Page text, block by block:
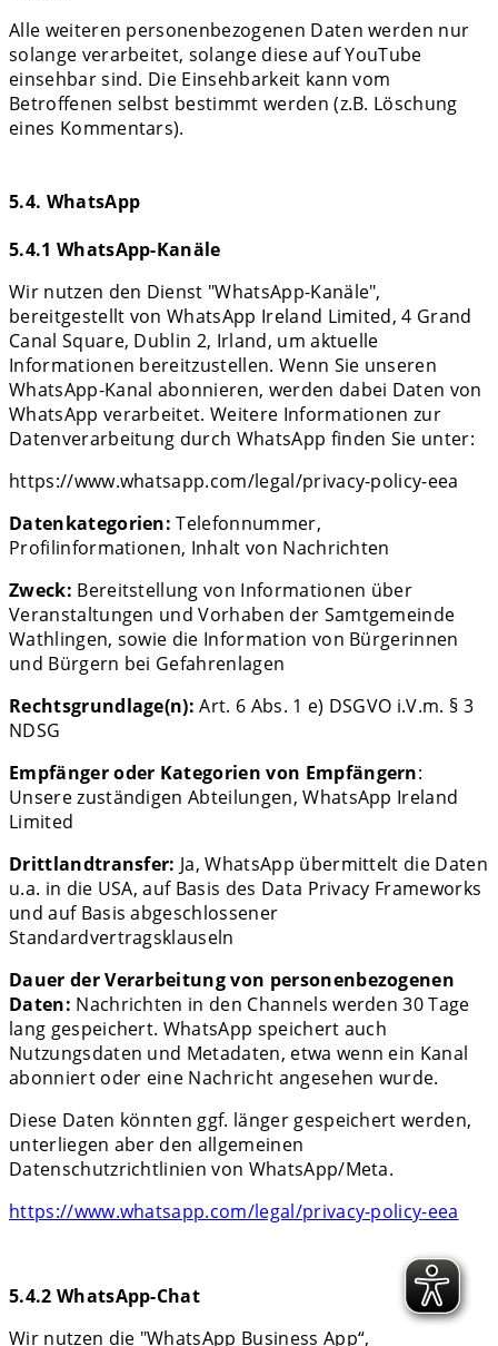
Alle weiteren personenbezogenen Daten werden nur
solange verarbeitet, solange diese auf YouTube
einsehbar sind. Die Einsehbarkeit kann vom
Betroffenen selbst bestimmt werden (z.B. Löschung
eines Kommentars).
5.4. WhatsApp
5.4.1 WhatsApp-Kanäle
Wir nutzen den Dienst "WhatsApp-Kanäle",
bereitgestellt von WhatsApp Ireland Limited, 4 Grand
Canal Square, Dublin 2, Irland, um aktuelle
Informationen bereitzustellen. Wenn Sie unseren
WhatsApp-Kanal abonnieren, werden dabei Daten von
WhatsApp verarbeitet. Weitere Informationen zur
Datenverarbeitung durch WhatsApp finden Sie unter:
https://www.whatsapp.com/legal/privacy-policy-eea
Datenkategorien:Telefonnummer,
Profilinformationen, Inhalt von Nachrichten
Zweck: Bereitstellung von Informationen über
Veranstaltungen und Vorhaben der Samtgemeinde
Wathlingen, sowie die Information von Bürgerinnen
und Bürgern bei Gefahrenlagen
Rechtsgrundlage(n): Art. 6 Abs. 1 e) DSGVO i.V.m. § 3
NDSG
Empfänger oder Kategorien von Empfängern:
Unsere zuständigen Abteilungen, WhatsApp Ireland
Limited
Drittlandtransfer: Ja, WhatsApp übermittelt die Daten
u.a. in die USA, auf Basis des Data Privacy Frameworks
und auf Basis abgeschlossener
Standardvertragsklauseln
Dauer der Verarbeitung von personenbezogenen
Daten: Nachrichten in den Channels werden 30 Tage
lang gespeichert. WhatsApp speichert auch
Nutzungsdaten und Metadaten, etwa wenn ein Kanal
abonniert oder eine Nachricht angesehen wurde.
Diese Daten könnten ggf. länger gespeichert werden,
unterliegen aber den allgemeinen
Datenschutzrichtlinien von WhatsApp/Meta.
https://www.whatsapp.com/legal/privacy-policy-eea
5.4.2 WhatsApp-Chat
Wir nutzen die "WhatsApp Business App“,